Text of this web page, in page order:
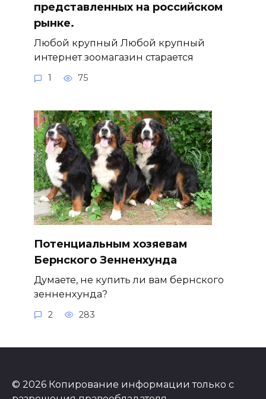
представленных на российском
рынке.
Любой крупный Любой крупный
интернет зоомагазин старается
1 75
Потенциальным хозяевам
Бернского Зенненхунда
Думаете, не купить ли вам бернского
зенненхунда?
2 283
© 2026 Копирование информации только с